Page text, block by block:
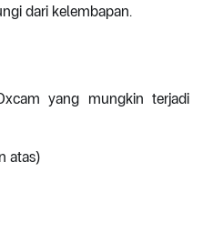
dari kelembapan.
yang mungkin terjadi
atas)